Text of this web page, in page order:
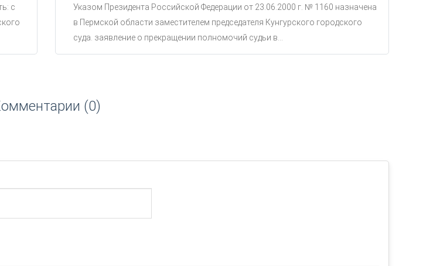
с
Указом Президента Российской Федерации от 23.06.2000 г. № 1160 назначена
в Пермской области заместителем председателя Кунгурского городского
суда. заявление о прекращении полномочий судьи в...
(0)